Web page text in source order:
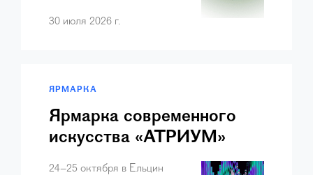
Малый Турыш, где будет
всех, у кого есть карта
30 июля 2026 г.
ЯРМАРКА
Ярмарка современного
искусства «АТРИУМ»
приглашает участников
24–25 октября в Ельцин